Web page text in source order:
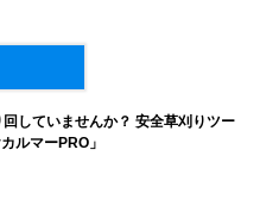
していませんか？ 安全草刈りツー
ルマーPRO」